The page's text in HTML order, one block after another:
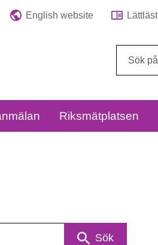
English website Lättläst
Riksmätplatsen
Sök